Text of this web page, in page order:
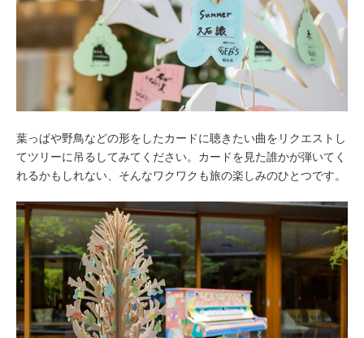
葉っぱや野鳥などの形をしたカードに聴きたい曲をリクエストし
てツリーに吊るしてみてください。カードを見た誰かが弾いてく
れるかもしれない、そんなワクワクも旅の楽しみのひとつです。